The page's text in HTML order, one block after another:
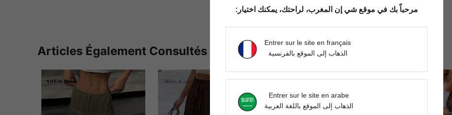
Articles Également Consultés
مرحباً بك في موقع شي إن المغرب، لراحتك، يمكنك اختيار:
Entrer sur le site en français
الذهاب إلى الموقع بالفرنسية
Entrer sur le site en arabe
الذهاب إلى الموقع باللغة العربية